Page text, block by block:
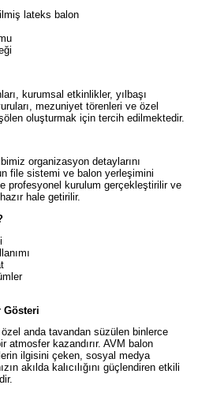
lateks balon
kurumsal etkinlikler, yılbaşı
mezuniyet törenleri ve özel
oluşturmak için tercih edilmektedir.
organizasyon detaylarını
file sistemi ve balon yerleşimini
profesyonel kurulum gerçekleştirilir ve
hale getirilir.
Gösteri
özel anda tavandan süzülen binlerce
kazandırır. AVM balon
ilgisini çeken, sosyal medya
akılda kalıcılığını güçlendiren etkili